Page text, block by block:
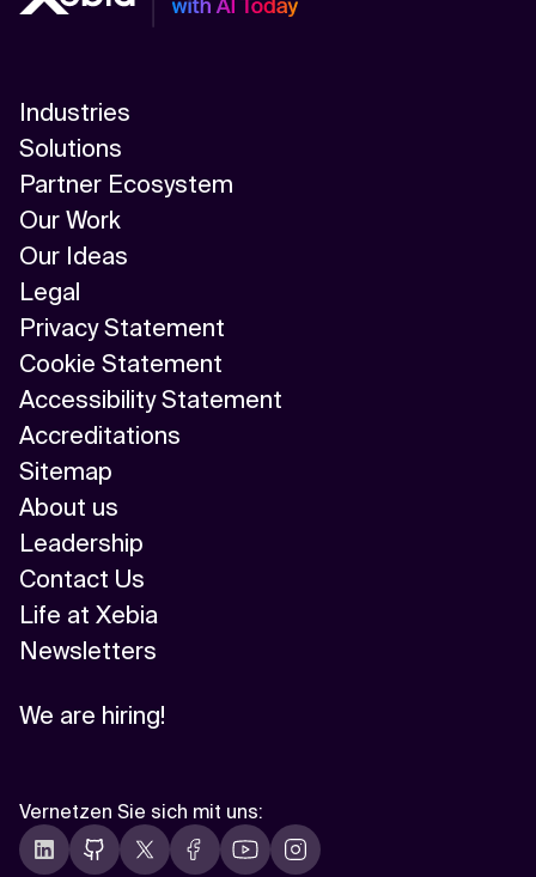
Industries
Solutions
Partner Ecosystem
Our Work
Our Ideas
Legal
Privacy Statement
Cookie Statement
Accessibility Statement
Accreditations
Sitemap
About us
Leadership
Contact Us
Life at Xebia
Newsletters
We are hiring!
Vernetzen Sie sich mit uns: